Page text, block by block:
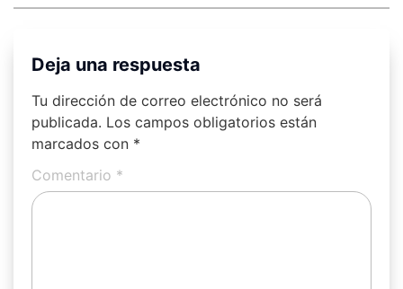
Deja una respuesta
Tu dirección de correo electrónico no será
publicada. Los campos obligatorios están
marcados con *
Comentario *